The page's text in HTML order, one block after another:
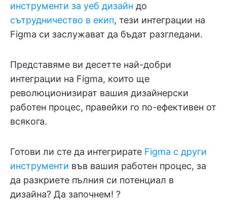
инструменти за уеб дизайн до
сътрудничество в екип, тези интеграции на
Figma си заслужават да бъдат разгледани.
Представяме ви десетте най-добри
интеграции на Figma, които ще
революционизират вашия дизайнерски
работен процес, правейки го по-ефективен от
всякога.
Готови ли сте да интегрирате Figma с други
инструменти във вашия работен процес, за
да разкриете пълния си потенциал в
дизайна? Да започнем! ?